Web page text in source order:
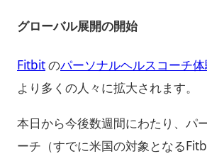
グローバル展開の開始
Fitbitのパーソナルヘルスコーチ
より多くの人々に拡大されます。
本日から今後数週間にわたり、パ
ーチ（すでに米国の対象となる